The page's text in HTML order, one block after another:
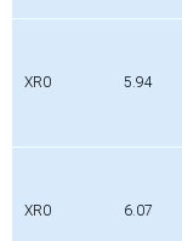
XR0 5.94
XR0 6.07